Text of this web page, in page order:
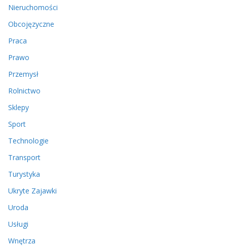
Nieruchomości
Obcojęzyczne
Praca
Prawo
Przemysł
Rolnictwo
Sklepy
Sport
Technologie
Transport
Turystyka
Ukryte Zajawki
Uroda
Usługi
Wnętrza